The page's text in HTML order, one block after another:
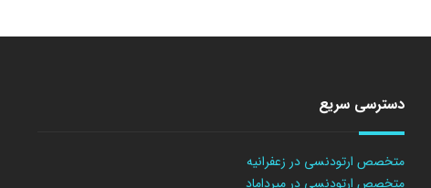
دسترسی سریع
متخصص ارتودنسی در زعفرانیه
متخصص ارتودنسی در میرداماد